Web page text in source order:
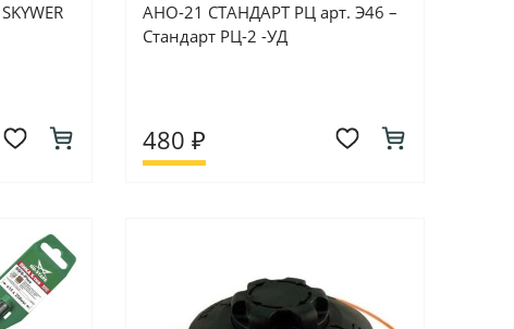
АНО-21 СТАНДАРТ РЦ арт. Э46 –
Стандарт РЦ-2 -УД
480 ₽